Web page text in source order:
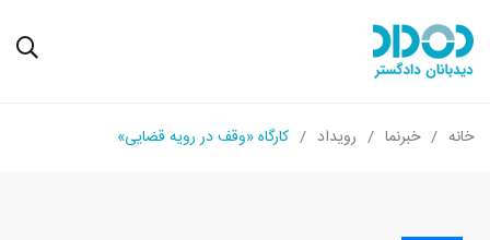
خانه خبرنما رویداد کارگاه «وقف در رویه قضایی»